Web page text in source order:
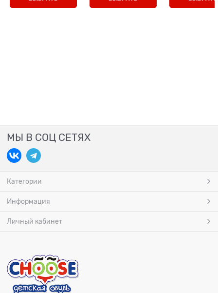
МЫ В СОЦ СЕТЯХ
Категории
Информация
Личный кабинет